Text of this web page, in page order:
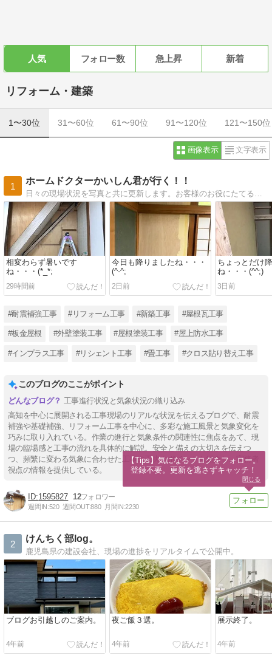
人気 フォロー数 急上昇 新着
リフォーム・建築
1〜30位 31〜60位 61〜90位 91〜120位 121〜150位
画像表示 文字表示
1
ホームドクターかいしん君が行く！！
相変わらず暑いです
ね・・・(*_*;
29時間前
今日も降りましたね・・・
(^-^;
2日前
ちょっとだけ
ね・・・(^^;)
3日前
#耐震補強工事 #リフォーム工事 #新築工事 #屋根瓦工事
#板金屋根 #外壁塗装工事 #屋根塗装工事 #屋上防水工事
#インプラス工事 #リシェント工事 #畳工事 #クロス貼り替え工事
このブログのここがポイント
工事進行状況と気象状況の織り込み
高知を中心に展開される工事現場のリアルな状況を伝えるブログで、耐震
補強や基礎補強、リフォーム工事を中心に、多彩な施工風景と気象変化を
巧みに取り入れている。作業の進行と気象条件の関連性に焦点をあて、現
場の臨場感と工事の流れを具体的に解説。安全と備えの大切さを伝えつ
つ、頻繁に変わる気象に合わせた工事の工夫やポイントも紹介し、実務者
視点の情報を提供している。
1595827 12
週間IN:520 週間OUT:880 月間IN:2230
2
けんちく部log。
鹿児島県の建設会社、現場の進捗をリアルタイムで公開中。
ブログお引越しのご案内。
4年前
夜ご飯３選。
4年前
展示終了。
4年前
【Tips】気になるブログをフォロー。
登録不要。更新を逃さずキャッチ！
閉じる